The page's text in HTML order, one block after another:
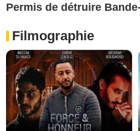
Permis de détruire
Filmographie